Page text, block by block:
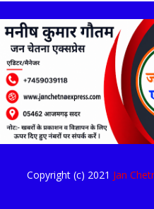
Copyright (c) 2021 Jan